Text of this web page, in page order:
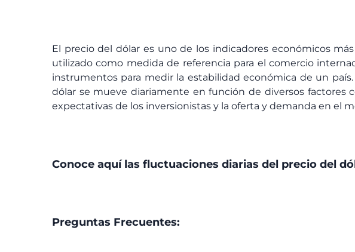
El precio del dólar es uno de los indicadores económicos
utilizado como medida de referencia para el comercio
instrumentos para medir la estabilidad económica de un
dólar se mueve diariamente en función de diversos factores
expectativas de los inversionistas y la oferta y demanda en el
Conoce aquí las fluctuaciones diarias del precio del
Preguntas Frecuentes: